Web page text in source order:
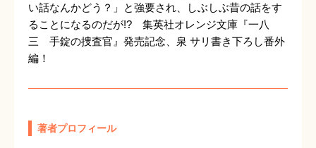
い話なんかどう？」と強要され、しぶしぶ昔の話をす
ることになるのだが!? 集英社オレンジ文庫『一八
三 手錠の捜査官』発売記念、泉 サリ書き下ろし番外
編！
著者プロフィール